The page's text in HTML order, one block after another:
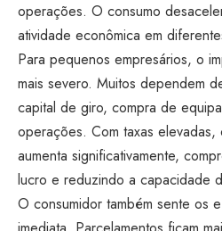
operações. O consumo
atividade econômica em
Para pequenos empresários, o
mais severo. Muitos dependem
capital de giro, compra de
operações. Com taxas
aumenta significativamente,
lucro e reduzindo a capacidade
O consumidor também sente os